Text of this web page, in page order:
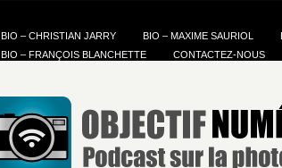
BIO – CHRISTIAN JARRY BIO – MAXIME SAURIOL
BIO – FRANÇOIS BLANCHETTE
CONTACTEZ-NOUS